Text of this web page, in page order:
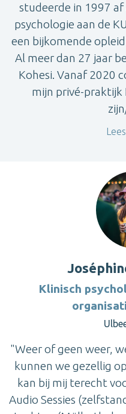
studeerde in 1997 af
psychologie aan de
een bijkomende
Al meer dan 27 jaar
Kohesi. Vanaf 2020
mijn privé-praktijk
Klinisch
"Weer of geen weer,
kunnen we gezellig
kan bij mij terecht
Audio Sessies